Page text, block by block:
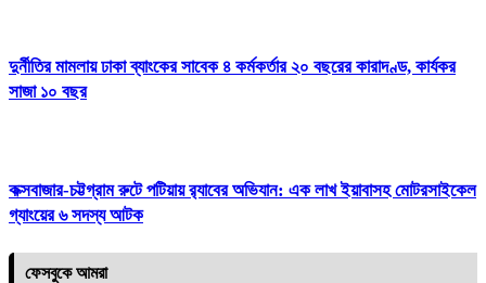
দুর্নীতির মামলায় ঢাকা ব্যাংকের সাবেক ৪ কর্মকর্তার ২০ বছরের কারাদণ্ড, কার্যকর
সাজা ১০ বছর
কক্সবাজার-চট্টগ্রাম রুটে পটিয়ায় র‍্যাবের অভিযান: এক লাখ ইয়াবাসহ মোটরসাইকেল
গ্যাংয়ের ৬ সদস্য আটক
ফেসবুকে আমরা